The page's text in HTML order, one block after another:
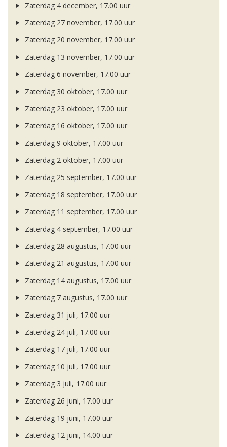
Zaterdag 4 december, 17.00 uur
Zaterdag 27 november, 17.00 uur
Zaterdag 20 november, 17.00 uur
Zaterdag 13 november, 17.00 uur
Zaterdag 6 november, 17.00 uur
Zaterdag 30 oktober, 17.00 uur
Zaterdag 23 oktober, 17.00 uur
Zaterdag 16 oktober, 17.00 uur
Zaterdag 9 oktober, 17.00 uur
Zaterdag 2 oktober, 17.00 uur
Zaterdag 25 september, 17.00 uur
Zaterdag 18 september, 17.00 uur
Zaterdag 11 september, 17.00 uur
Zaterdag 4 september, 17.00 uur
Zaterdag 28 augustus, 17.00 uur
Zaterdag 21 augustus, 17.00 uur
Zaterdag 14 augustus, 17.00 uur
Zaterdag 7 augustus, 17.00 uur
Zaterdag 31 juli, 17.00 uur
Zaterdag 24 juli, 17.00 uur
Zaterdag 17 juli, 17.00 uur
Zaterdag 10 juli, 17.00 uur
Zaterdag 3 juli, 17.00 uur
Zaterdag 26 juni, 17.00 uur
Zaterdag 19 juni, 17.00 uur
Zaterdag 12 juni, 14.00 uur